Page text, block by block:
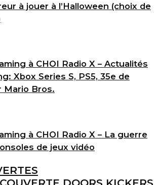
à jouer à l’Halloween (choix de
à CHOI Radio X – Actualités
Xbox Series S, PS5, 35e de
Mario Bros.
à CHOI Radio X – La guerre
de jeux vidéo